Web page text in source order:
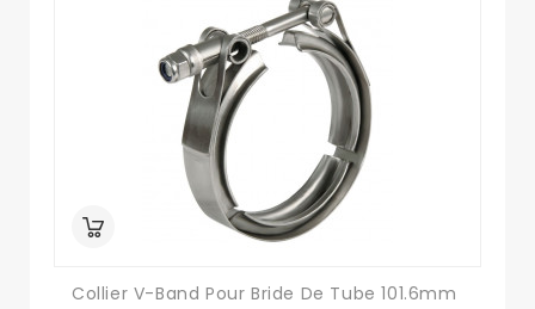
Collier V-Band Pour Bride De Tube 101.6mm